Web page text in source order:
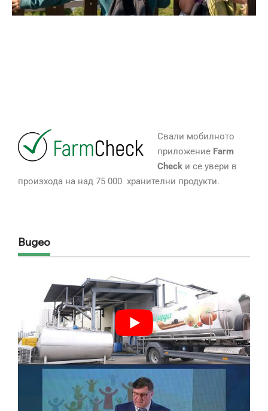
Свали мобилното
приложение Farm
Checkи се увери в
произхода на над 75 000 хранителни продукти.
Видео